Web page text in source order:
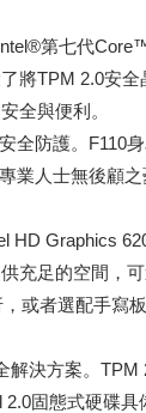
第七代
將TPM 2.0安
全與便利。
防護。F110
人士無後顧之
Graphics
充足的空間，
者選配手寫
決方案。
固態式硬碟